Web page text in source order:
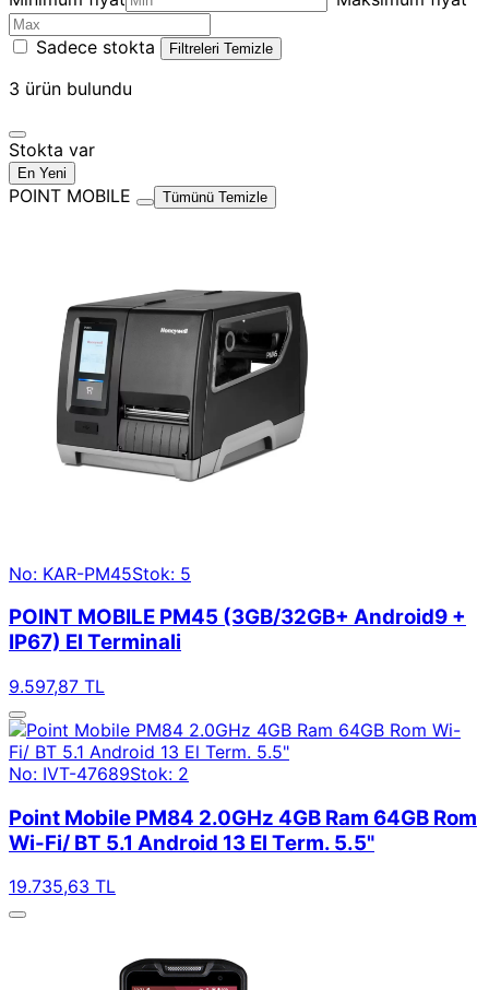
Sadece stokta Filtreleri Temizle
3 ürün bulundu
Stokta var
En Yeni
POINT MOBILE Tümünü Temizle
No: KAR-PM45Stok: 5
POINT MOBILE PM45 (3GB/32GB+ Android9 +
IP67) El Terminali
9.597,87 TL
No: IVT-47689Stok: 2
Point Mobile PM84 2.0GHz 4GB Ram 64GB Rom
Wi-Fi/ BT 5.1 Android 13 El Term. 5.5"
19.735,63 TL